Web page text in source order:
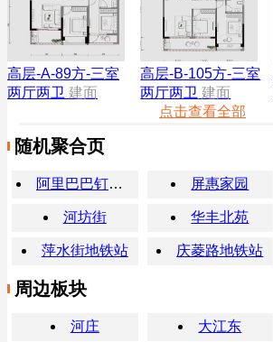
高层-A-89方-三室
两厅两卫 建面
高层-B-105方-三室
两厅两卫 建面
点击查看全部
随机聚合页
阿里巴巴钉钉总部 屏惠家园
河坊街 华丰北苑
萍水街地铁站 庆菱路地铁站
周边板块
河庄 大江东